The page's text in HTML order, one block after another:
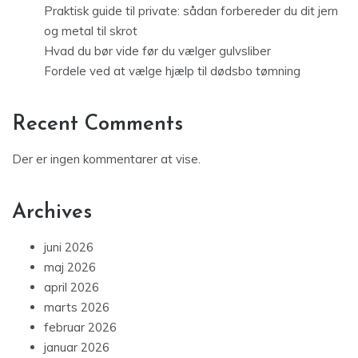
Praktisk guide til private: sådan forbereder du dit jern
og metal til skrot
Hvad du bør vide før du vælger gulvsliber
Fordele ved at vælge hjælp til dødsbo tømning
Recent Comments
Der er ingen kommentarer at vise.
Archives
juni 2026
maj 2026
april 2026
marts 2026
februar 2026
januar 2026